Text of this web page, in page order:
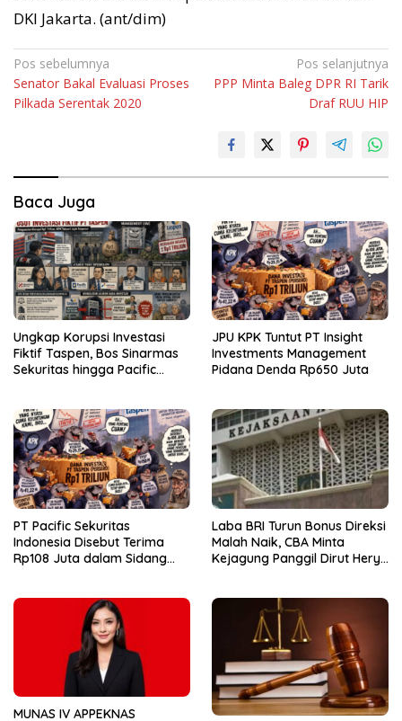
DKI Jakarta. (ant/dim)
Navigasi
pos
Pos sebelumnya
Senator Bakal Evaluasi Proses
Pilkada Serentak 2020
Pos selanjutnya
PPP Minta Baleg DPR RI Tarik
Draf RUU HIP
Baca Juga
Ungkap Korupsi Investasi
Fiktif Taspen, Bos Sinarmas
Sekuritas hingga Pacific
JPU KPK Tuntut PT Insight
Investments Management
Pidana Denda Rp650 Juta
PT Pacific Sekuritas
Indonesia Disebut Terima
Rp108 Juta dalam Sidang
Laba BRI Turun Bonus Direksi
Malah Naik, CBA Minta
Kejagung Panggil Dirut Hery
MUNAS IV APPEKNAS